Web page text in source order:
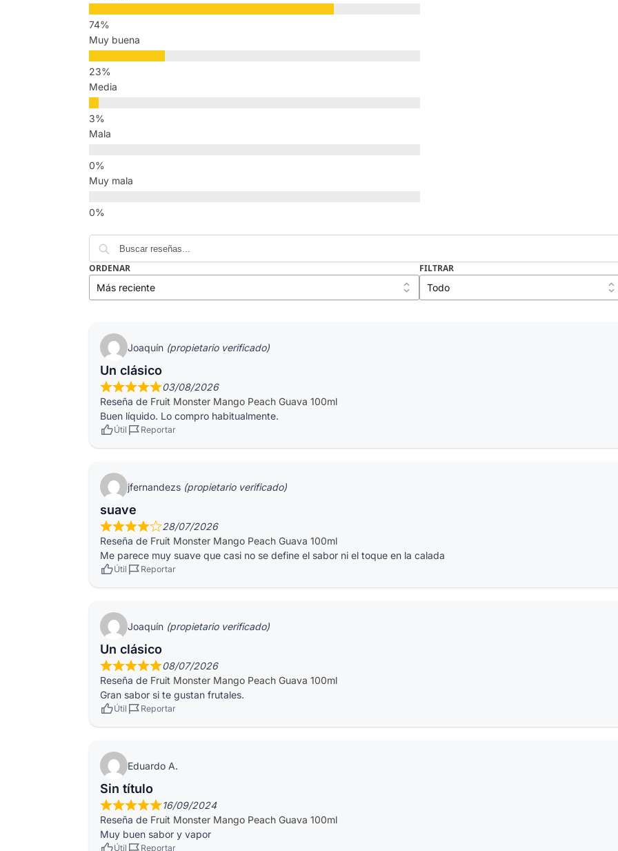
Muy buena
Media
Mala
Muy mala
ORDENAR FILTRAR
Joaquín (propietario verificado)
Un clásico
03/08/2026
Reseña de Fruit Monster Mango Peach Guava 100ml
Buen líquido. Lo compro habitualmente.
Útil Reportar
jfernandezs (propietario verificado)
suave
28/07/2026
Reseña de Fruit Monster Mango Peach Guava 100ml
Me parece muy suave que casi no se define el sabor ni el toque en la calada
Útil Reportar
Joaquín (propietario verificado)
Un clásico
08/07/2026
Reseña de Fruit Monster Mango Peach Guava 100ml
Gran sabor si te gustan frutales.
Útil Reportar
Eduardo A.
Sin título
16/09/2024
Reseña de Fruit Monster Mango Peach Guava 100ml
Muy buen sabor y vapor
Útil Reportar